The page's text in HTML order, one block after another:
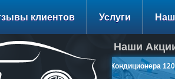
клиентов Услуги
Наши
Заправка Кондиционера 1200
руб.